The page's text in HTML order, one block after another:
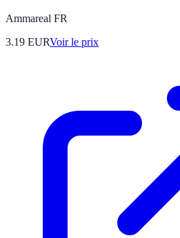
Ammareal FR
3.19 EURVoir le prix